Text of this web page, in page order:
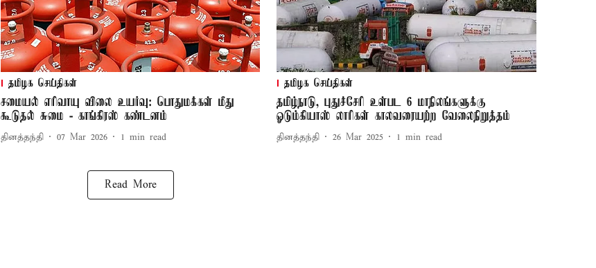
தமிழக செய்திகள்
சமையல் எரிவாயு விலை உயர்வு: பொதுமக்கள் மீது
கூடுதல் சுமை - காங்கிரஸ் கண்டனம்
தினத்தந்தி 07 Mar 2026 1 min read
தமிழக செய்திகள்
தமிழ்நாடு, புதுச்சேரி உள்பட 6 மாநிலங்களுக்கு
ஓடும்கியாஸ் லாரிகள் காலவரையற்ற வேலைநிறுத்தம்
தினத்தந்தி 26 Mar 2025 1 min read
Read More